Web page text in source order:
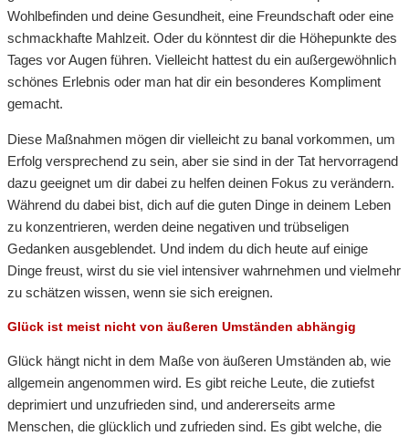
Wohlbefinden und deine Gesundheit, eine Freundschaft oder eine
schmackhafte Mahlzeit. Oder du könntest dir die Höhepunkte des
Tages vor Augen führen. Vielleicht hattest du ein außergewöhnlich
schönes Erlebnis oder man hat dir ein besonderes Kompliment
gemacht.
Diese Maßnahmen mögen dir vielleicht zu banal vorkommen, um
Erfolg versprechend zu sein, aber sie sind in der Tat hervorragend
dazu geeignet um dir dabei zu helfen deinen Fokus zu verändern.
Während du dabei bist, dich auf die guten Dinge in deinem Leben
zu konzentrieren, werden deine negativen und trübseligen
Gedanken ausgeblendet. Und indem du dich heute auf einige
Dinge freust, wirst du sie viel intensiver wahrnehmen und vielmehr
zu schätzen wissen, wenn sie sich ereignen.
Glück ist meist nicht von äußeren Umständen abhängig
Glück hängt nicht in dem Maße von äußeren Umständen ab, wie
allgemein angenommen wird. Es gibt reiche Leute, die zutiefst
deprimiert und unzufrieden sind, und andererseits arme
Menschen, die glücklich und zufrieden sind. Es gibt welche, die